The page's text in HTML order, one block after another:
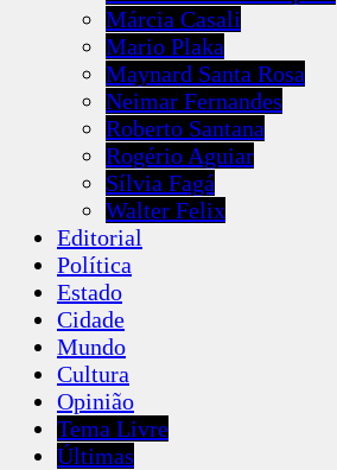
Márcia Casali
Mario Plaka
Maynard Santa Rosa
Neimar Fernandes
Roberto Santana
Rogério Aguiar
Sílvia Fagá
Walter Felix
Editorial
Política
Estado
Cidade
Mundo
Cultura
Opinião
Tema Livre
Últimas